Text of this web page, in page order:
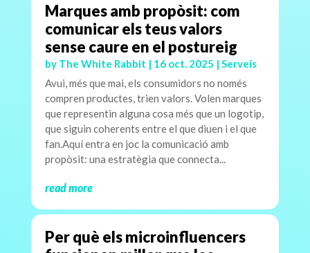
Marques amb propòsit: com
comunicar els teus valors
sense caure en el postureig
by The White Rabbit | 16 oct. 2025 | Serveis
Avui, més que mai, els consumidors no només
compren productes, trien valors. Volen marques
que representin alguna cosa més que un logotip,
que siguin coherents entre el que diuen i el que
fan.Aquí entra en joc la comunicació amb
propòsit: una estratègia que connecta...
read more
Per què els microinfluencers